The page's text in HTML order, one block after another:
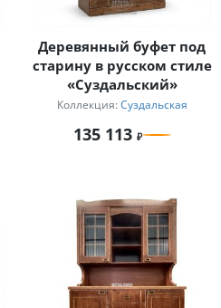
Деревянный буфет под
старину в русском стиле
«Суздальский»
Коллекция: Суздальская
135 113